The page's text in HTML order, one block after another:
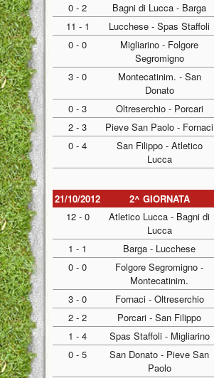
0 - 2
Bagni di Lucca - Barga
11 - 1
Lucchese - Spas Staffoli
0 - 0
Migliarino - Folgore
Segromigno
3 - 0
Montecatinim. - San
Donato
0 - 3 Oltreserchio - Porcari
2 - 3
Pieve San Paolo - Fornaci
0 - 4
San Filippo - Atletico
Lucca
21/10/2012 2^ GIORNATA
12 - 0
Atletico Lucca - Bagni di
Lucca
1 - 1 Barga - Lucchese
0 - 0
Folgore Segromigno -
Montecatinim.
3 - 0 Fornaci - Oltreserchio
2 - 2
Porcari - San Filippo
1 - 4
Spas Staffoli - Migliarino
0 - 5
San Donato - Pieve San
Paolo